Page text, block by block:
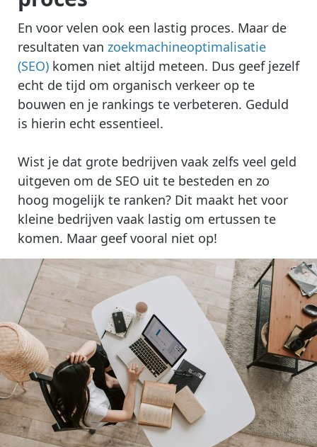
En voor velen ook een lastig proces. Maar de
resultaten van zoekmachineoptimalisatie
(SEO) komen niet altijd meteen. Dus geef jezelf
echt de tijd om organisch verkeer op te
bouwen en je rankings te verbeteren. Geduld
is hierin echt essentieel.
Wist je dat grote bedrijven vaak zelfs veel geld
uitgeven om de SEO uit te besteden en zo
hoog mogelijk te ranken? Dit maakt het voor
kleine bedrijven vaak lastig om ertussen te
komen. Maar geef vooral niet op!